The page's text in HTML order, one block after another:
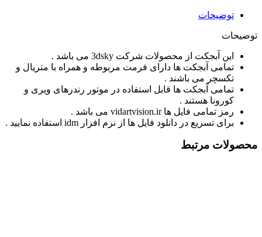
توضیحات
توضیحات
این آبجکت از محصولات شرکت 3dsky می باشد .
تمامی آبجکت ها دارای فرمت مربوطه و همراه با متریال و
تکسچر می باشند .
تمامی آبجکت ها قابل استفاده در موتور رندرهای ویری و
کورونا هستند .
رمز تمامی فایل ها vidartvision.ir می باشد .
برای تسریع در دانلود فایل ها از نرم افزار idm استفاده نمایید .
محصولات مرتبط